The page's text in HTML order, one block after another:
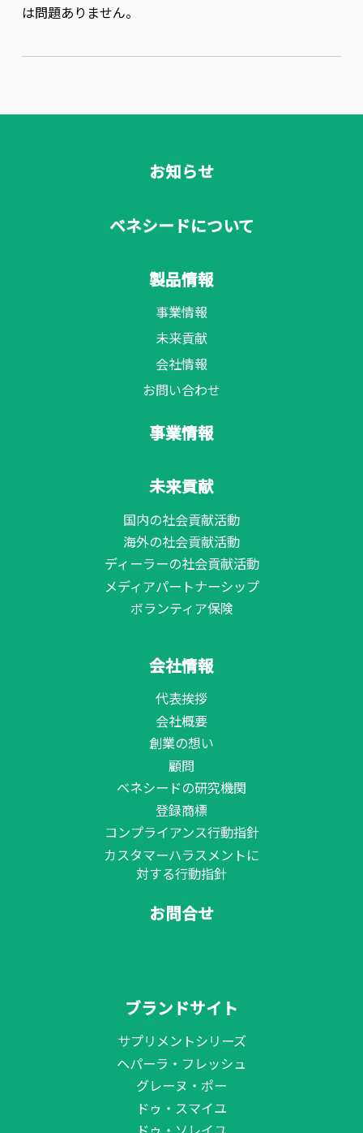
は問題ありません。
お知らせ
ベネシードについて
製品情報
事業情報
未来貢献
会社情報
お問い合わせ
事業情報
未来貢献
国内の社会貢献活動
海外の社会貢献活動
ディーラーの社会貢献活動
メディアパートナーシップ
ボランティア保険
会社情報
代表挨拶
会社概要
創業の想い
顧問
ベネシードの研究機関
登録商標
コンプライアンス行動指針
カスタマーハラスメントに
対する行動指針
お問合せ
ブランドサイト
サプリメントシリーズ
ヘパーラ・フレッシュ
グレーヌ・ポー
ドゥ・スマイユ